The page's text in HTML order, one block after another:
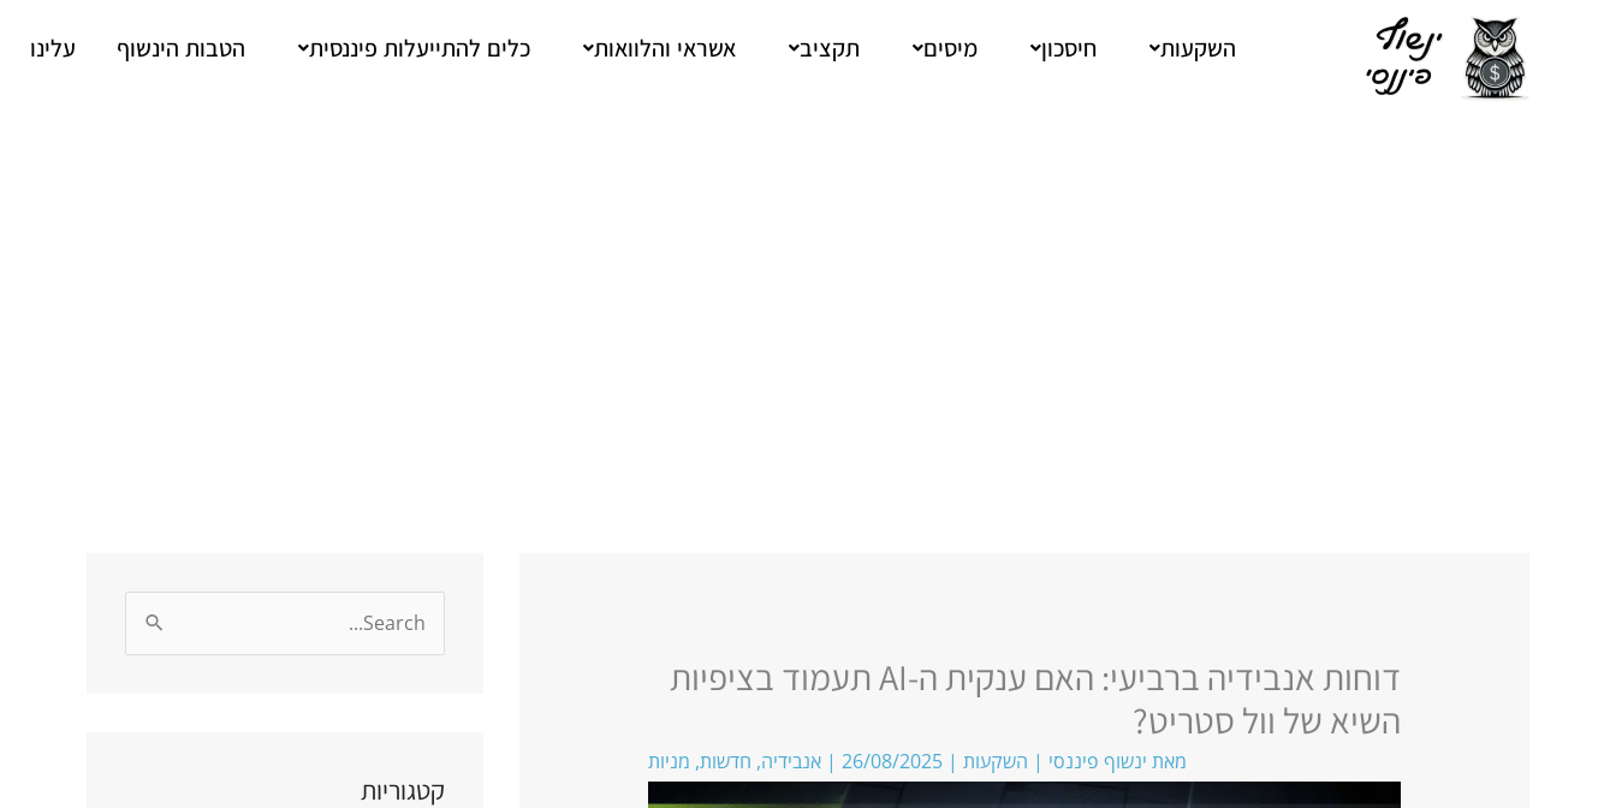
השקעות חיסכון מיסים תקציב אשראי והלוואות כלים להתייעלות פיננסית הטבות הינשוף עלינו
דוחות אנבידיה ברביעי: האם ענקית ה-AI תעמוד בציפיות
השיא של וול סטריט?
מאת ינשוף פיננסי | השקעות |
26/08/2025
|אנבידיה, חדשות, מניות
c
קטגוריות